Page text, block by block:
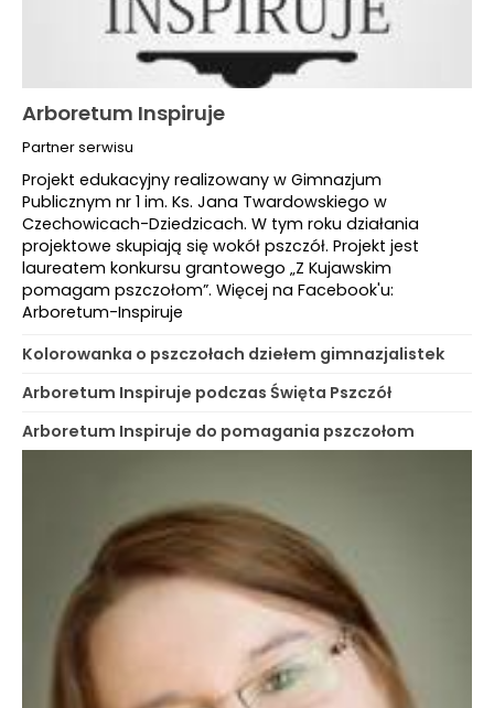
Arboretum Inspiruje
Partner serwisu
Projekt edukacyjny realizowany w Gimnazjum
Publicznym nr 1 im. Ks. Jana Twardowskiego w
Czechowicach-Dziedzicach. W tym roku działania
projektowe skupiają się wokół pszczół. Projekt jest
laureatem konkursu grantowego „Z Kujawskim
pomagam pszczołom”. Więcej na Facebook'u:
Arboretum-Inspiruje
Kolorowanka o pszczołach dziełem gimnazjalistek
Arboretum Inspiruje podczas Święta Pszczół
Arboretum Inspiruje do pomagania pszczołom